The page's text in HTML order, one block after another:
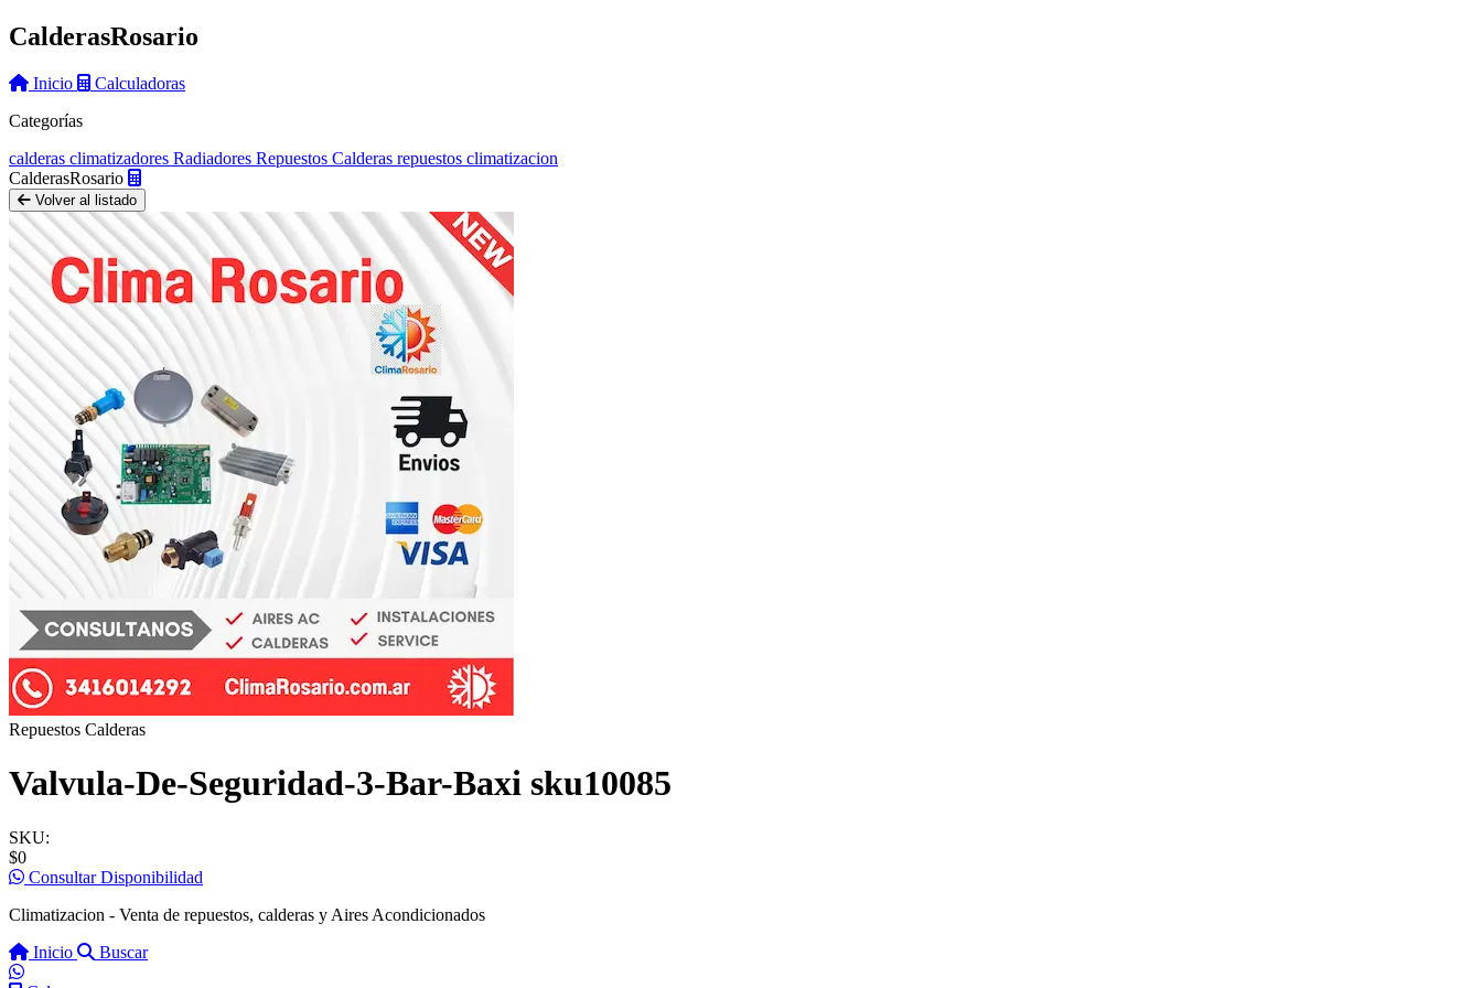
CalderasRosario
Inicio
Calculadoras
Categorías
calderas climatizadores Radiadores Repuestos Calderas repuestos climatizacion
CalderasRosario
Volver al listado
Repuestos Calderas
Valvula-De-Seguridad-3-Bar-Baxi sku10085
SKU:
$0
Consultar Disponibilidad
Climatizacion - Venta de repuestos, calderas y Aires Acondicionados
Inicio
Buscar